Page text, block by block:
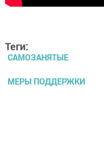
Теги:
САМОЗАНЯТЫЕ
МЕРЫ ПОДДЕРЖКИ